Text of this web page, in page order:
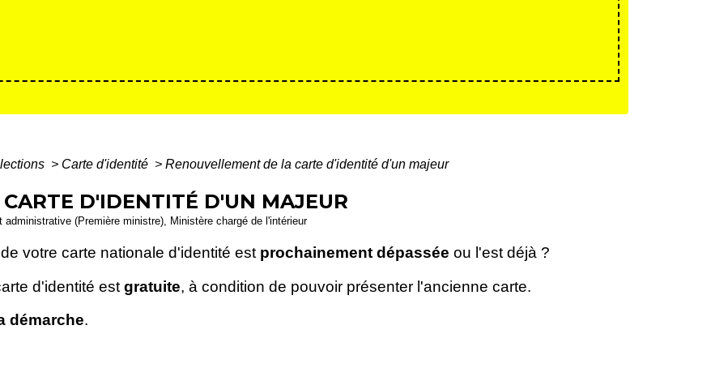
> Carte d'identité > Renouvellement de la carte d'identité d'un majeur
D'IDENTITÉ D'UN MAJEUR
(Première ministre), Ministère chargé de l'intérieur
votre carte nationale d'identité est prochainement dépassée ou l'est déjà ?
d'identité est gratuite, à condition de pouvoir présenter l'ancienne carte.
démarche.